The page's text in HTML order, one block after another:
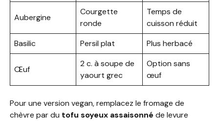
Aubergine
Courgette
ronde
Temps de
cuisson réduit
Basilic
Persil plat Plus herbacé
Œuf
2 c. à soupe de
yaourt grec
Option sans
œuf
Pour une version vegan, remplacez le fromage de
chèvre par du tofu soyeux assaisonné de levure